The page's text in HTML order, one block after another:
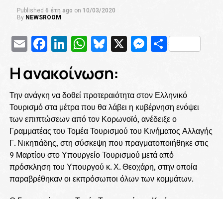
Published 6 έτη ago on 10/03/2020
By NEWSROOM
EmailFacebook
LinkedIn
WhatsApp
Bluesky
X
Η ανακοίνωση:
Την ανάγκη να δοθεί προτεραιότητα στον Ελληνικό
Τουρισμό στα μέτρα που θα λάβει η κυβέρνηση ενόψει
των επιπτώσεων από τον Κορωνοϊό, ανέδειξε ο
Γραμματέας του Τομέα Τουρισμού του Κινήματος Αλλαγής
Γ. Νικητιάδης, στη σύσκεψη που πραγματοποιήθηκε στις
9 Μαρτίου στο Υπουργείο Τουρισμού μετά από
πρόσκληση του Υπουργού κ. Χ. Θεοχάρη, στην οποία
παραβρέθηκαν οι εκπρόσωποι όλων των κομμάτων.